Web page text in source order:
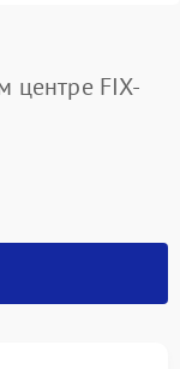
центре FIX-